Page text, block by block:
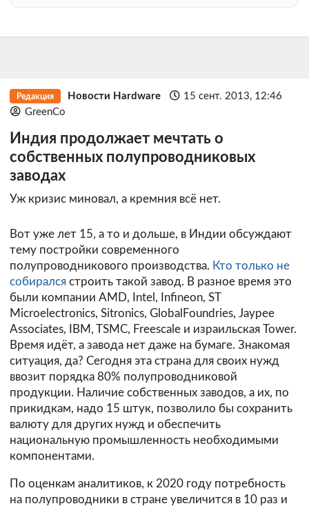
Редакция Новости Hardware
15 сент. 2013, 12:46
GreenCo
Индия продолжает мечтать о
собственных полупроводниковых
заводах
Уж кризис миновал, а кремния всё нет.
Вот уже лет 15, а то и дольше, в Индии обсуждают
тему постройки современного
полупроводникового производства. Кто только не
собирался строить такой завод. В разное время это
были компании AMD, Intel, Infineon, ST
Microelectronics, Sitronics, GlobalFoundries, Jaypee
Associates, IBM, TSMC, Freescale и израильская Tower.
Время идёт, а завода нет даже на бумаге. Знакомая
ситуация, да? Сегодня эта страна для своих нужд
ввозит порядка 80% полупроводниковой
продукции. Наличие собственных заводов, а их, по
прикидкам, надо 15 штук, позволило бы сохранить
валюту для других нужд и обеспечить
национальную промышленность необходимыми
компонентами.
По оценкам аналитиков, к 2020 году потребность
на полупроводники в стране увеличится в 10 раз и